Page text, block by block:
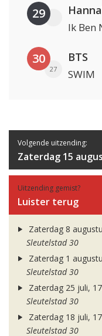
29
Ik Ben
30
27
BTS
SWIM
Volgende uitzending:
Zaterdag 15
Uitzending gemist?
Luister terug
Zaterdag 8
Sleutelstad 30
Zaterdag 1
Sleutelstad 30
Zaterdag 25 juli,
Sleutelstad 30
Zaterdag 18 juli,
Sleutelstad 30